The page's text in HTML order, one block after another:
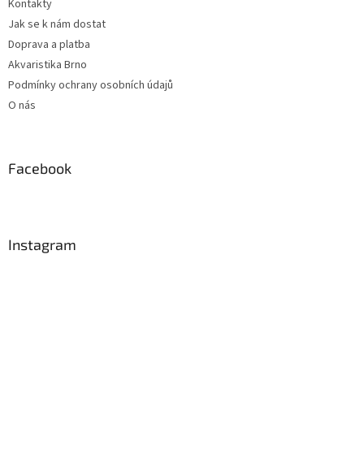
Kontakty
Jak se k nám dostat
Doprava a platba
Akvaristika Brno
Podmínky ochrany osobních údajů
O nás
Facebook
Instagram